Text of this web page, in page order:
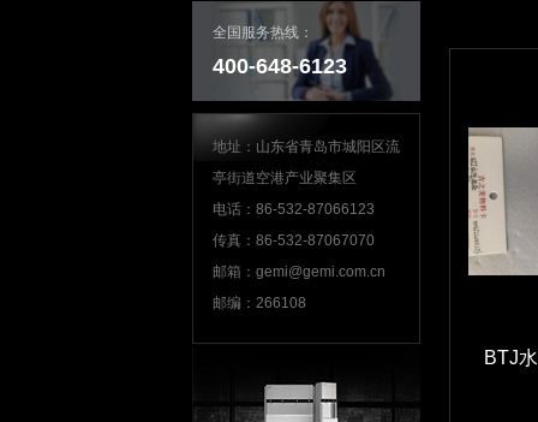
全国服务热线：
400-648-6123
地址：山东省青岛市城阳区流
亭街道空港产业聚集区
电话：86-532-87066123
传真：86-532-87067070
邮箱：gemi@gemi.com.cn
邮编：266108
BTJ